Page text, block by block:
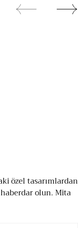
özel tasarımlardan
olun. Mita